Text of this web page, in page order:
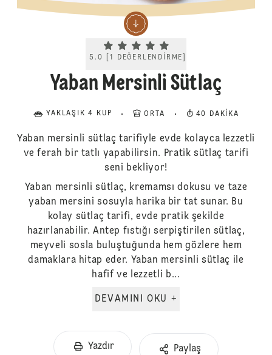
Current rating 5.0. Click to rate.
5.0 [1 DEĞERLENDIRME
Yaban Mersinli Sütlaç
YAKLAŞIK 4 KUP ORTA 40 DAKIKA
Yaban mersinli sütlaç tarifiyle evde kolayca lezzetli
ve ferah bir tatlı yapabilirsin. Pratik sütlaç tarifi
seni bekliyor!
Yaban mersinli sütlaç, kremamsı dokusu ve taze
yaban mersini sosuyla harika bir tat sunar. Bu
kolay sütlaç tarifi, evde pratik şekilde
hazırlanabilir. Antep fıstığı serpiştirilen sütlaç,
meyveli sosla buluştuğunda hem gözlere hem
damaklara hitap eder. Yaban mersinli sütlaç ile
hafif ve lezzetli b...
DEVAMINI OKU +
Yazdır Paylaş